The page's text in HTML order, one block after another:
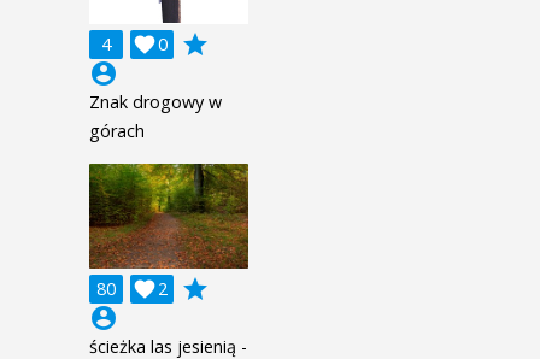
4 0

grade
account_circle
Znak drogowy w
górach
80 2

grade
account_circle
ścieżka las jesienią -